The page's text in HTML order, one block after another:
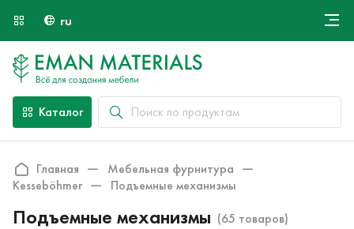
ru
Оплата и доставка
Каталог
Главная
Мебельная фурнитура
Kesseböhmer
Подъемные механизмы
Подъемные механизмы (65 товаров)